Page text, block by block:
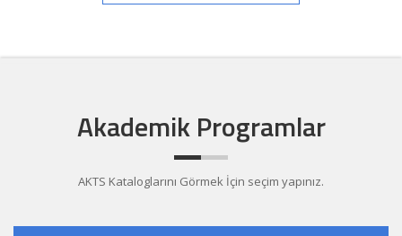
Akademik Programlar
AKTS Kataloglarını Görmek İçin seçim yapınız.